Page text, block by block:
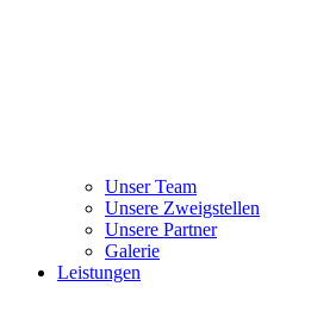
Unser Team
Unsere Zweigstellen
Unsere Partner
Galerie
Leistungen